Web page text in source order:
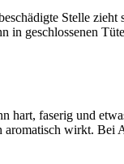
Stelle zieht
in geschlossenen
hart, faserig und
wirkt. Bei